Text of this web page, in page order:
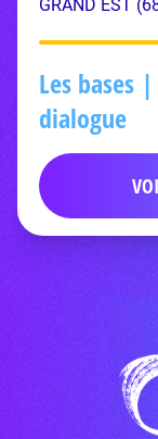
GRAND EST
Les bases
dialogue